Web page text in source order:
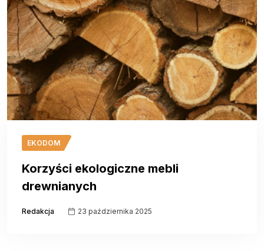
EKODOM
Korzyści ekologiczne mebli
drewnianych
Redakcja 23 października 2025